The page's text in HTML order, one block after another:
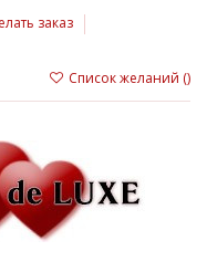
заказ
Список желаний ()